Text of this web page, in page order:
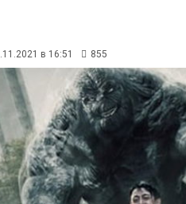
в 16:51 855